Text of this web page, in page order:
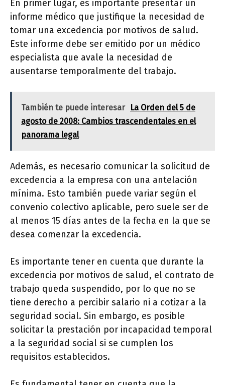
En primer lugar, es importante presentar un
informe médico que justifique la necesidad de
tomar una excedencia por motivos de salud.
Este informe debe ser emitido por un médico
especialista que avale la necesidad de
ausentarse temporalmente del trabajo.
También te puede interesar
La Orden del 5 de
agosto de 2008: Cambios trascendentales en el
panorama legal
Además, es necesario comunicar la solicitud de
excedencia a la empresa con una antelación
mínima. Esto también puede variar según el
convenio colectivo aplicable, pero suele ser de
al menos 15 días antes de la fecha en la que se
desea comenzar la excedencia.
Es importante tener en cuenta que durante la
excedencia por motivos de salud, el contrato de
trabajo queda suspendido, por lo que no se
tiene derecho a percibir salario ni a cotizar a la
seguridad social. Sin embargo, es posible
solicitar la prestación por incapacidad temporal
a la seguridad social si se cumplen los
requisitos establecidos.